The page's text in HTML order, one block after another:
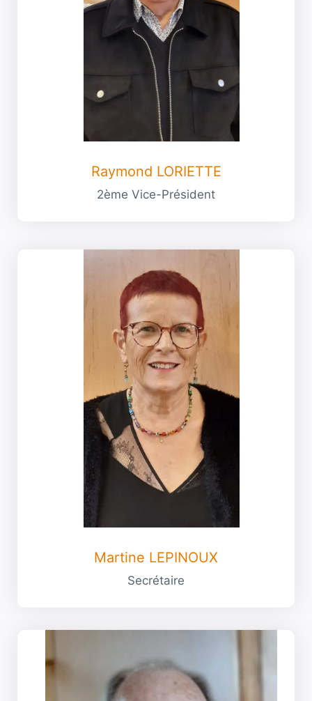
Raymond LORIETTE
2ème Vice-Président
Martine LEPINOUX
Secrétaire